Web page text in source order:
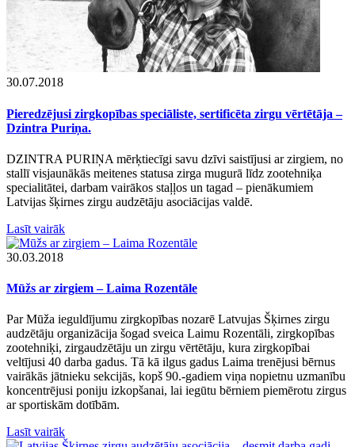
30.07.2018
Pieredzējusi zirgkopības speciāliste, sertificēta zirgu vērtētāja –
Dzintra Puriņa.
DZINTRA PURIŅA mērķtiecīgi savu dzīvi saistījusi ar zirgiem, no
stallī visjaunākās meitenes statusa zirga mugurā līdz zootehniķa
specialitātei, darbam vairākos staļļos un tagad – pienākumiem
Latvijas šķirnes zirgu audzētāju asociācijas valdē.
Lasīt vairāk
30.03.2018
Mūžs ar zirgiem – Laima Rozentāle
Par Mūža ieguldījumu zirgkopības nozarē Latvujas Šķirnes zirgu
audzētāju organizācija šogad sveica Laimu Rozentāli, zirgkopības
zootehniķi, zirgaudzētāju un zirgu vērtētāju, kura zirgkopībai
veltījusi 40 darba gadus. Tā kā ilgus gadus Laima trenējusi bērnus
vairākās jātnieku sekcijās, kopš 90.-gadiem viņa nopietnu uzmanību
koncentrējusi poniju izkopšanai, lai iegūtu bērniem piemērotu zirgus
ar sportiskām dotībām.
Lasīt vairāk